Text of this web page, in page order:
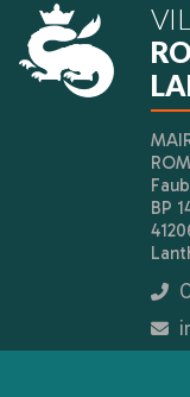
BP